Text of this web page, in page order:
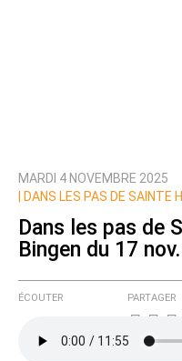
MARDI 4 NOVEMBRE 2025
DANS LES PAS DE SAINTE
Dans les pas de
Bingen du 17 nov.
ÉCOUTER PARTAGER